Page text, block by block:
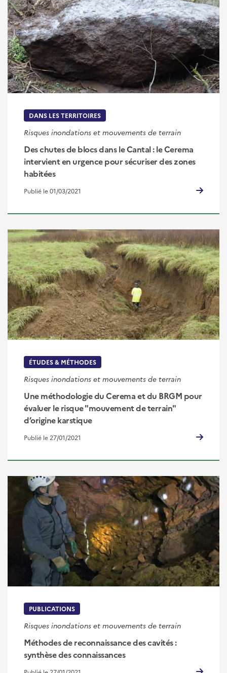
DANS LES TERRITOIRES
Risques inondations et mouvements de terrain
Des chutes de blocs dans le Cantal : le Cerema
intervient en urgence pour sécuriser des zones
habitées
Publié le 01/03/2021
ÉTUDES & MÉTHODES
Risques inondations et mouvements de terrain
Une méthodologie du Cerema et du BRGM pour
évaluer le risque "mouvement de terrain"
d’origine karstique
Publié le 27/01/2021
PUBLICATIONS
Risques inondations et mouvements de terrain
Méthodes de reconnaissance des cavités :
synthèse des connaissances